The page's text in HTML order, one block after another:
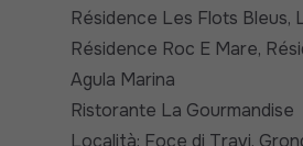
Résidence Les Flots Bleus,
Résidence Roc E Mare,
Agula Marina
Ristorante La Gourmandise
Località: Foce di Travi,